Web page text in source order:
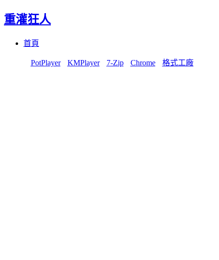
重灌狂人
首頁
PotPlayer KMPlayer 7-Zip Chrome 格式工廠